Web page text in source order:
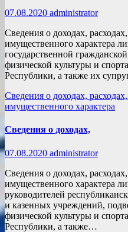
07.08.2020 administrator
Сведения о доходах,
имущественного характера
государственной
физической культуры и
Республики, а также их
Сведения о доходах,
имущественного характера
Сведения о доходах,
07.08.2020 administrator
Сведения о доходах,
имущественного характера
руководителей
и казенных учреждений,
физической культуры и
Республики, а также…